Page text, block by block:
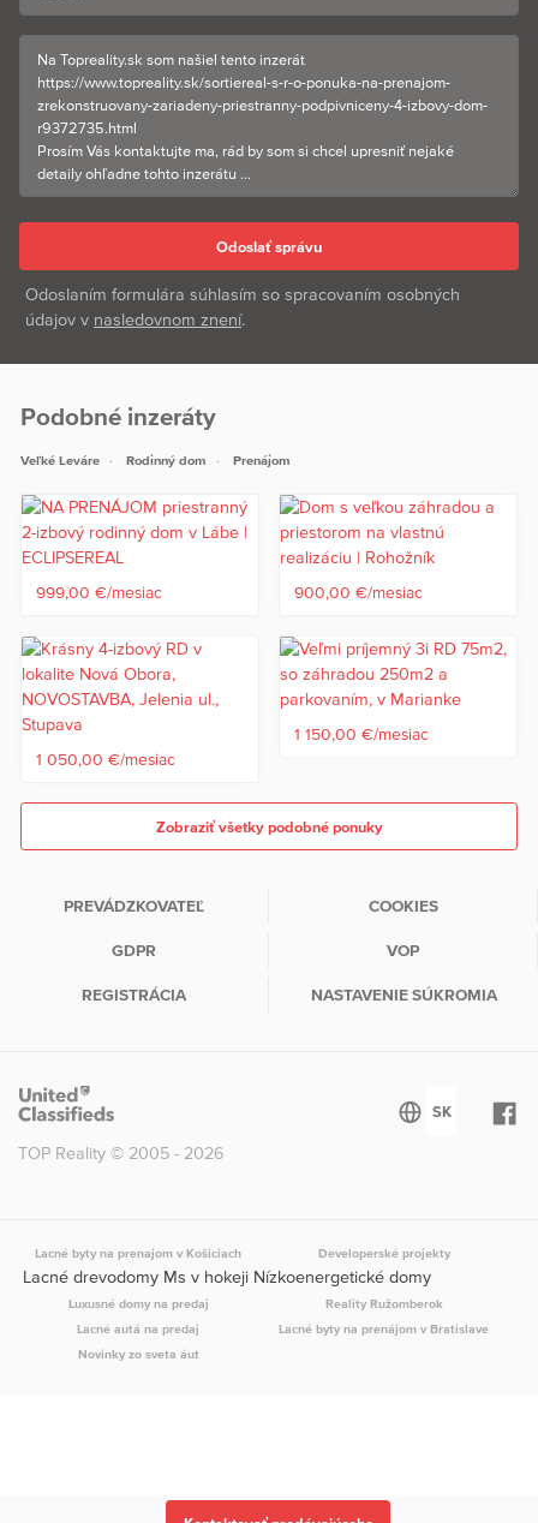
Odoslaním formulára súhlasím so spracovaním osobných
údajov v nasledovnom znení.
Podobné inzeráty
Veľké Leváre Rodinný dom Prenájom
999,00 €/mesiac 900,00 €/mesiac
1 050,00 €/mesiac
1 150,00 €/mesiac
Zobraziť všetky podobné ponuky
PREVÁDZKOVATEĽ COOKIES
GDPR VOP
REGISTRÁCIA NASTAVENIE SÚKROMIA
TOP Reality © 2005 - 2026
Lacné byty na prenajom v Košiciach Developerské projekty
Lacné drevodomy Ms v hokeji Nízkoenergetické domy
Luxusné domy na predaj
Reality Ružomberok
Lacné autá na predaj
Lacné byty na prenájom v Bratislave
Novinky zo sveta áut